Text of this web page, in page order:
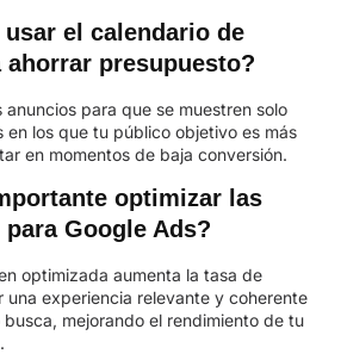
usar el calendario de
ahorrar presupuesto?
para que se muestren solo
en los que tu público objetivo es más
en momentos de baja conversión.
optimizar las
para Google Ads?
optimizada aumenta la tasa de
una experiencia relevante y coherente
mejorando el rendimiento de tu